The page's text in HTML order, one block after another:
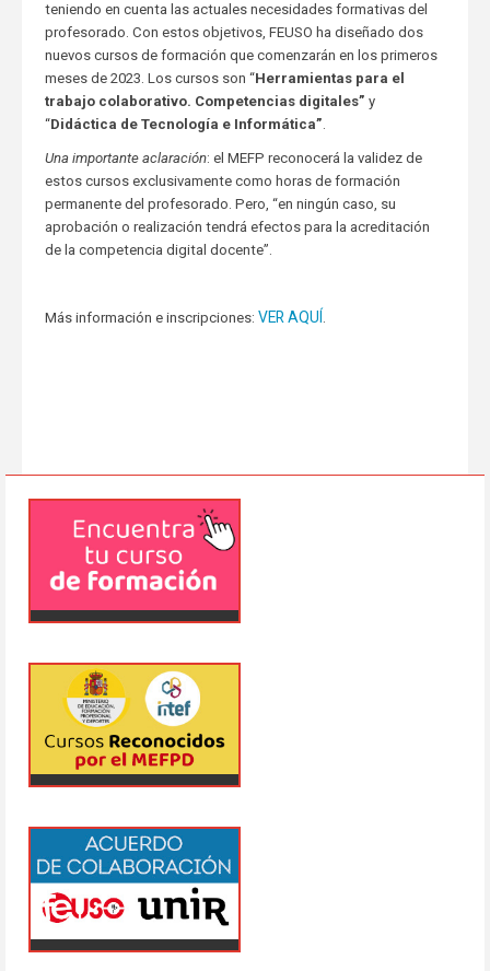
teniendo en cuenta las actuales necesidades formativas del
profesorado. Con estos objetivos, FEUSO ha diseñado dos
nuevos cursos de formación que comenzarán en los primeros
meses de 2023. Los cursos son “Herramientas para el
trabajo colaborativo. Competencias digitales” y
“Didáctica de Tecnología e Informática”.
Una importante aclaración: el MEFP reconocerá la validez de
estos cursos exclusivamente como horas de formación
permanente del profesorado. Pero, “en ningún caso, su
aprobación o realización tendrá efectos para la acreditación
de la competencia digital docente”.
Más información e inscripciones: VER AQUÍ .